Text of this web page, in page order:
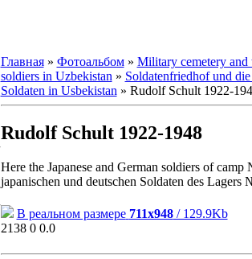
Главная» Фотоальбом» Military cemetery and
soldiers in Uzbekistan » Soldatenfriedhof und
Soldaten in Usbekistan » Rudolf Schult 1922-
Rudolf Schult 1922-1948
Here the Japanese and German soldiers of
japanischen und deutschen Soldaten des Lagers
В реальном размере 711x948/ 129.9Kb
2138 0 0.0